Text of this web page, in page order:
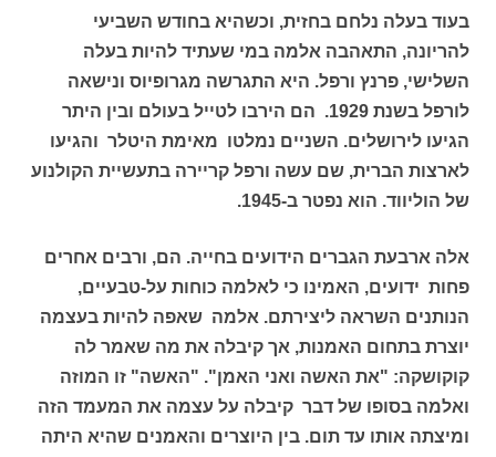
בעוד בעלה נלחם בחזית, וכשהיא בחודש השביעי
להריונה, התאהבה אלמה במי שעתיד להיות בעלה
השלישי, פרנץ ורפל. היא התגרשה מגרופיוס ונישאה
לורפל בשנת 1929. הם הירבו לטייל בעולם ובין היתר
הגיעו לירושלים. השניים נמלטו מאימת היטלר והגיעו
לארצות הברית, שם עשה ורפל קריירה בתעשיית הקולנוע
של הוליווד. הוא נפטר ב-1945.
אלה ארבעת הגברים הידועים בחייה. הם, ורבים אחרים
פחות ידועים, האמינו כי לאלמה כוחות על-טבעיים,
הנותנים השראה ליצירתם. אלמה שאפה להיות בעצמה
יוצרת בתחום האמנות, אך קיבלה את מה שאמר לה
קוקושקה: "את האשה ואני האמן". "האשה" זו המוזה
ואלמה בסופו של דבר קיבלה על עצמה את המעמד הזה
ומיצתה אותו עד תום. בין היוצרים והאמנים שהיא היתה